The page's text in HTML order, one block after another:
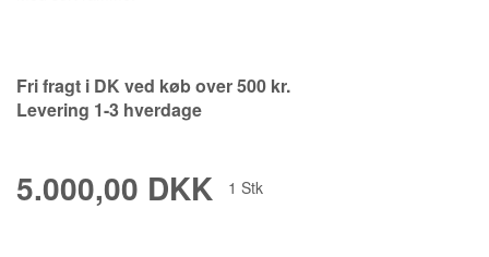
Fri fragt i DK ved køb over 500 kr.
Levering 1-3 hverdage
5.000,00 DKK 1 Stk